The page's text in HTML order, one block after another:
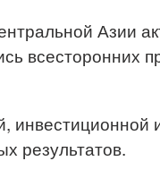
Азии
всесторонних
инвестиционной
результатов.